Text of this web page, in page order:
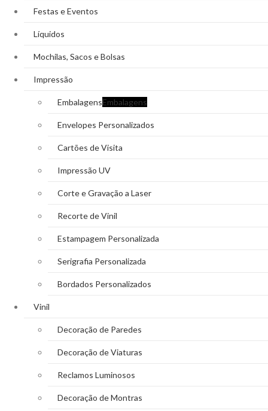
Festas e Eventos
Líquidos
Mochilas, Sacos e Bolsas
Impressão
EmbalagensEmbalagens
Envelopes Personalizados
Cartões de Visita
Impressão UV
Corte e Gravação a Laser
Recorte de Vinil
Estampagem Personalizada
Serigrafia Personalizada
Bordados Personalizados
Vinil
Decoração de Paredes
Decoração de Viaturas
Reclamos Luminosos
Decoração de Montras